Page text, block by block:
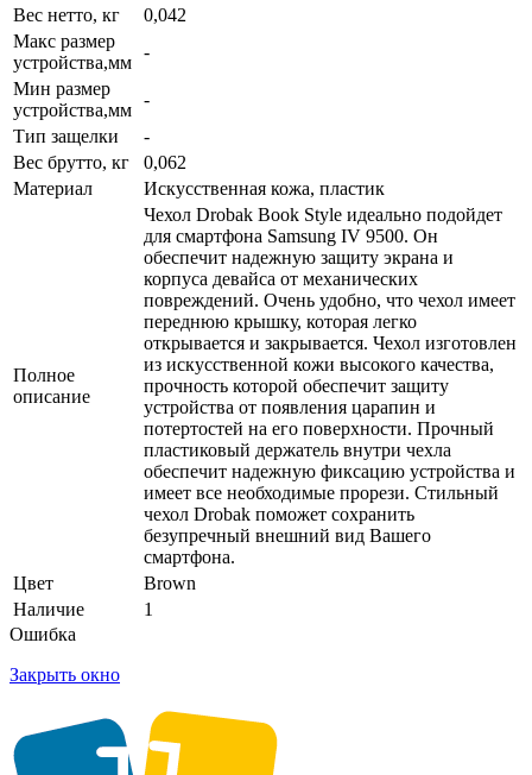
Вес нетто, кг
0,042
Макс размер
устройства,мм
-
Мин размер
устройства,мм
-
Тип защелки
-
Вес брутто, кг
0,062
Материал
Искусственная кожа, пластик
Полное
описание
Чехол Drobak Book Style идеально подойдет
для смартфона Samsung IV 9500. Он
обеспечит надежную защиту экрана и
корпуса девайса от механических
повреждений. Очень удобно, что чехол имеет
переднюю крышку, которая легко
открывается и закрывается. Чехол изготовлен
из искусственной кожи высокого качества,
прочность которой обеспечит защиту
устройства от появления царапин и
потертостей на его поверхности. Прочный
пластиковый держатель внутри чехла
обеспечит надежную фиксацию устройства и
имеет все необходимые прорези. Стильный
чехол Drobak поможет сохранить
безупречный внешний вид Вашего
смартфона.
Цвет
Brown
Наличие
1
Ошибка
Закрыть окно